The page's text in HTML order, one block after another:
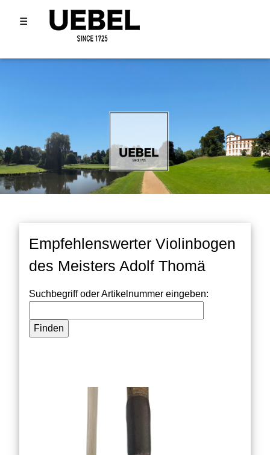
☰
Empfehlenswerter Violinbogen
des Meisters Adolf Thomä
Suchbegriff oder Artikelnummer eingeben: